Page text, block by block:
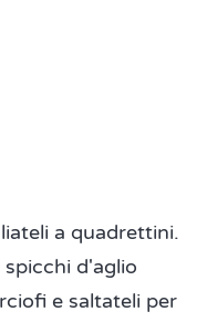
a quadrettini.
d'aglio
e saltateli per